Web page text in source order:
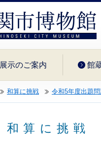
展示のご案内 館
和算に挑戦 令和5年度出題
和算に挑戦